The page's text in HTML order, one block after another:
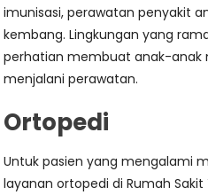
imunisasi, perawatan penyakit
kembang. Lingkungan yang
perhatian membuat anak-anak
menjalani perawatan.
Ortopedi
Untuk pasien yang mengalami
layanan ortopedi di Rumah Sakit